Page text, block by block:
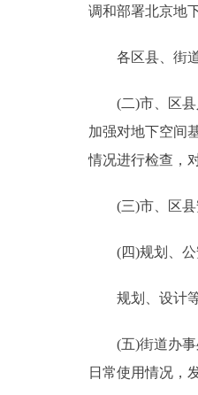
调和部署北京地
各区县、街道
(二)市、区县人
加强对地下空间
情况进行检查，
(三)市、区县
(四)规划、公安
规划、设计等
(五)街道办事处
日常使用情况，